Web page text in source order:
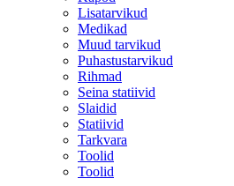
Lisatarvikud
Medikad
Muud tarvikud
Puhastustarvikud
Rihmad
Seina statiivid
Slaidid
Statiivid
Tarkvara
Toolid
Toolid